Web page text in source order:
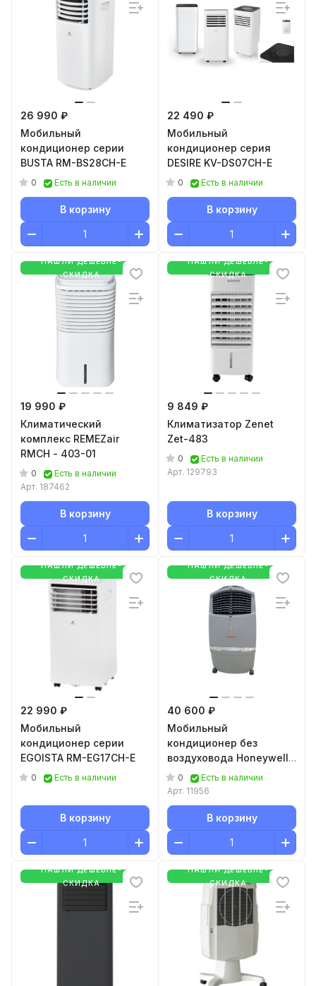
26 990 ₽
Мобильный
кондиционер cерии
BUSTA RM-BS28CH-E
0 Есть в наличии
В корзину
22 490 ₽
Мобильный
кондиционер серия
DESIRE KV-DS07CH-E
0 Есть в наличии
В корзину
НАШЛИ ДЕШЕВЛЕ-
СКИДКА
19 990 ₽
Климатический
комплекс REMEZair
RMCH - 403-01
0
Есть в наличии
Арт. 187462
В корзину
НАШЛИ ДЕШЕВЛЕ-
СКИДКА
9 849 ₽
Климатизатор Zenet
Zet-483
0
Есть в наличии
Арт. 129793
В корзину
НАШЛИ ДЕШЕВЛЕ-
СКИДКА
22 990 ₽
Мобильный
кондиционер cерии
EGOISTA RM-EG17CH-E
0 Есть в наличии
В корзину
НАШЛИ ДЕШЕВЛЕ-
СКИДКА
40 600 ₽
Мобильный
кондиционер без
воздуховода Honeywell
CL30XC
0
Есть в наличии
Арт. 11956
В корзину
НАШЛИ ДЕШЕВЛЕ-
СКИДКА
НАШЛИ ДЕШЕВЛЕ-
СКИДКА